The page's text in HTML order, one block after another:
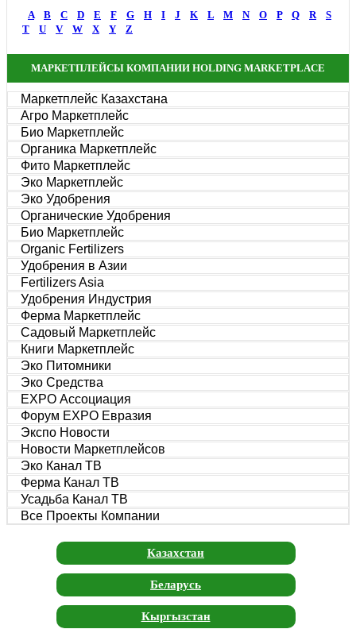
A B C D E F G H I J K L M N O P Q R
S
T
U V W X Y Z
МАРКЕТПЛЕЙСЫ КОМПАНИИ HOLDING MARKETPLACE
Маркетплейс Казахстана
Агро Маркетплейс
Био Маркетплейс
Органика Маркетплейс
Фито Маркетплейс
Эко Маркетплейс
Эко Удобрения
Органические Удобрения
Био Маркетплейс
Organic Fertilizers
Удобрения в Азии
Fertilizers Asia
Удобрения Индустрия
Ферма Маркетплейс
Садовый Маркетплейс
Книги Маркетплейс
Эко Питомники
Эко Средства
EXPO Ассоциация
Форум EXPO Евразия
Экспо Новости
Новости Маркетплейсов
Эко Канал ТВ
Ферма Канал ТВ
Усадьба Канал ТВ
Все Проекты Компании
Казахстан
Беларусь
Кыргызстан